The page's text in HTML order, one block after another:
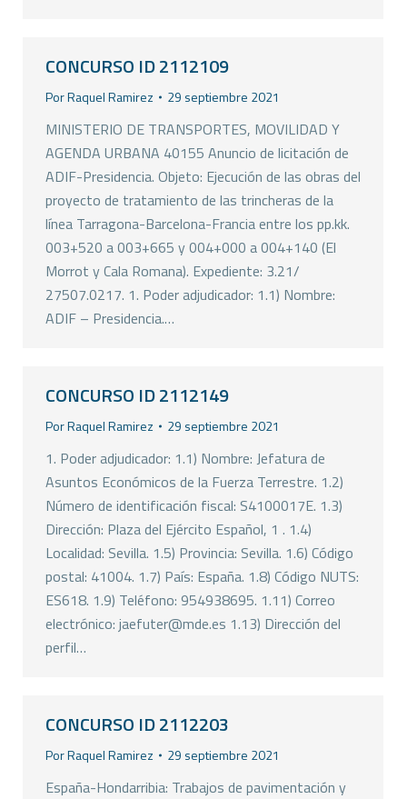
CONCURSO ID 2112109
PorRaquel Ramirez 29 septiembre 2021
MINISTERIO DE TRANSPORTES, MOVILIDAD Y
AGENDA URBANA 40155 Anuncio de licitación de
ADIF-Presidencia. Objeto: Ejecución de las obras del
proyecto de tratamiento de las trincheras de la
línea Tarragona-Barcelona-Francia entre los pp.kk.
003+520 a 003+665 y 004+000 a 004+140 (El
Morrot y Cala Romana). Expediente: 3.21/
27507.0217. 1. Poder adjudicador: 1.1) Nombre:
ADIF – Presidencia.…
CONCURSO ID 2112149
PorRaquel Ramirez 29 septiembre 2021
1. Poder adjudicador: 1.1) Nombre: Jefatura de
Asuntos Económicos de la Fuerza Terrestre. 1.2)
Número de identificación fiscal: S4100017E. 1.3)
Dirección: Plaza del Ejército Español, 1 . 1.4)
Localidad: Sevilla. 1.5) Provincia: Sevilla. 1.6) Código
postal: 41004. 1.7) País: España. 1.8) Código NUTS:
ES618. 1.9) Teléfono: 954938695. 1.11) Correo
electrónico: jaefuter@mde.es 1.13) Dirección del
perfil…
CONCURSO ID 2112203
PorRaquel Ramirez 29 septiembre 2021
España-Hondarribia: Trabajos de pavimentación y